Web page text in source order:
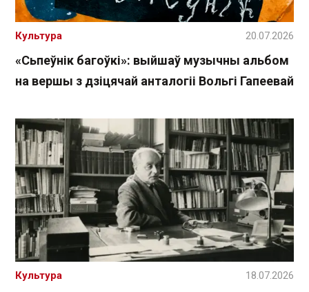
«Сьпеўнік багоўкі»: выйшаў музычны альбом
на вершы з дзіцячай анталогіі Вольгі Гапеевай
Культура 20.07.2026
Культура 18.07.2026